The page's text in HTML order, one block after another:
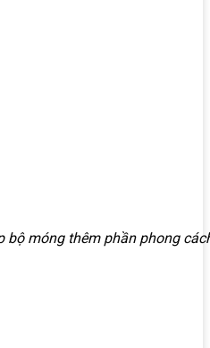
bộ móng thêm phần phong